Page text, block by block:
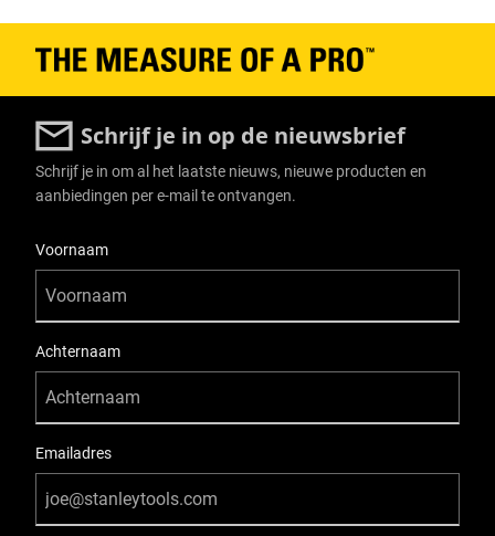
Schrijf je in op de nieuwsbrief
Schrijf je in om al het laatste nieuws, nieuwe producten en
aanbiedingen per e-mail te ontvangen.
Voornaam
Achternaam
Emailadres